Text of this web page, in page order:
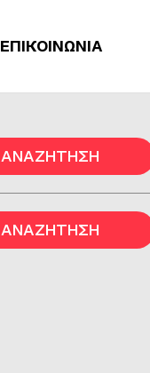
ΕΠΙΚΟΙΝΩΝΙΑ